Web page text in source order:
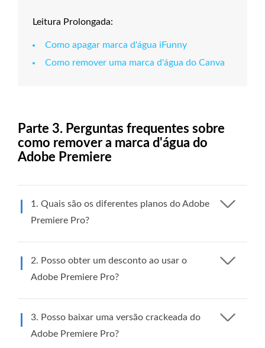
Leitura Prolongada:
Como apagar marca d'água iFunny
Como remover uma marca d'água do Canva
Parte 3. Perguntas frequentes sobre
como remover a marca d'água do
Adobe Premiere
1. Quais são os diferentes planos do Adobe
Premiere Pro?
2. Posso obter um desconto ao usar o
Adobe Premiere Pro?
3. Posso baixar uma versão crackeada do
Adobe Premiere Pro?